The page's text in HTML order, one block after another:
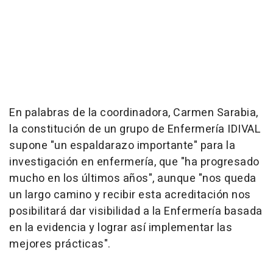
En palabras de la coordinadora, Carmen Sarabia,
la constitución de un grupo de Enfermería IDIVAL
supone "un espaldarazo importante" para la
investigación en enfermería, que "ha progresado
mucho en los últimos años", aunque "nos queda
un largo camino y recibir esta acreditación nos
posibilitará dar visibilidad a la Enfermería basada
en la evidencia y lograr así implementar las
mejores prácticas".